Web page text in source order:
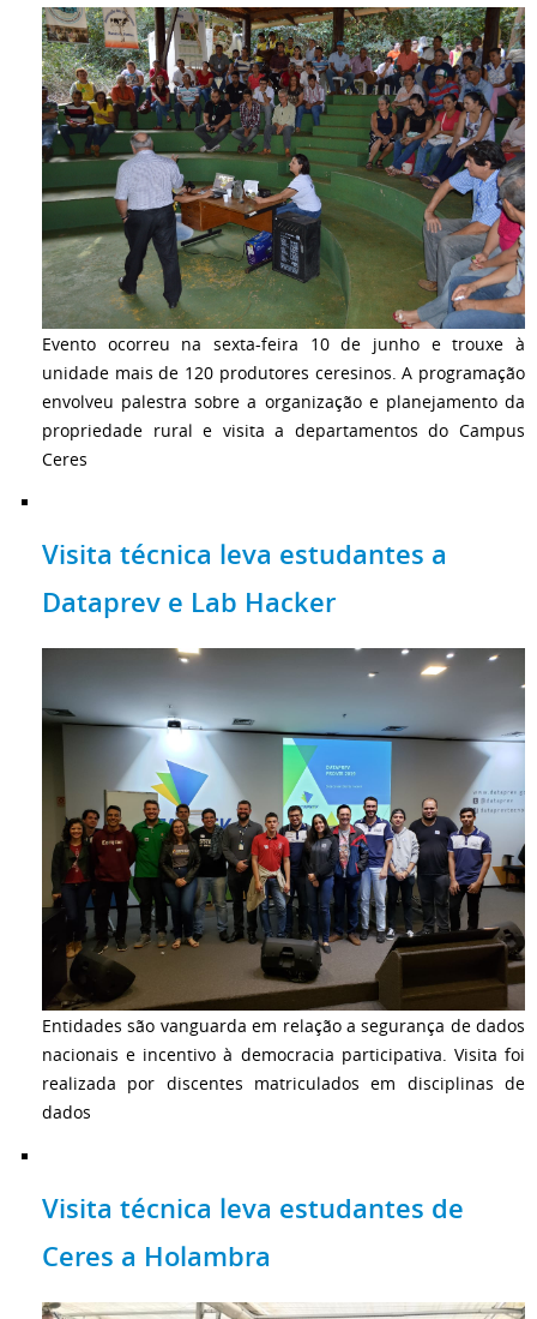
Evento ocorreu na sexta-feira 10 de junho e trouxe à
unidade mais de 120 produtores ceresinos. A programação
envolveu palestra sobre a organização e planejamento da
propriedade rural e visita a departamentos do Campus
Ceres
Visita técnica leva estudantes a
Dataprev e Lab Hacker
Entidades são vanguarda em relação a segurança de dados
nacionais e incentivo à democracia participativa. Visita foi
realizada por discentes matriculados em disciplinas de
dados
Visita técnica leva estudantes de
Ceres a Holambra